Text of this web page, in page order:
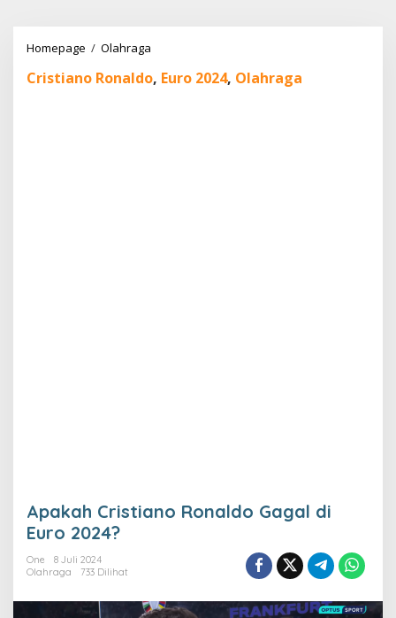
Homepage / Olahraga
Ronaldo
Cristiano Ronaldo, Euro 2024, Olahraga
Apakah Cristiano Ronaldo Gagal di
Euro 2024?
One
8 Juli 2024
Olahraga
733 Dilihat